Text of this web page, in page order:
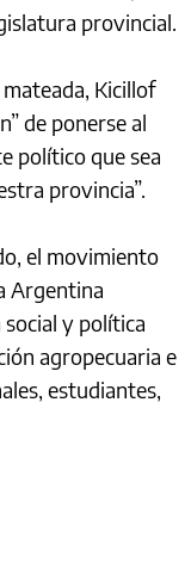
provincial.
Kicillof
de ponerse al
político que sea
provincia”.
el movimiento
Argentina
y política
agropecuaria e
estudiantes,